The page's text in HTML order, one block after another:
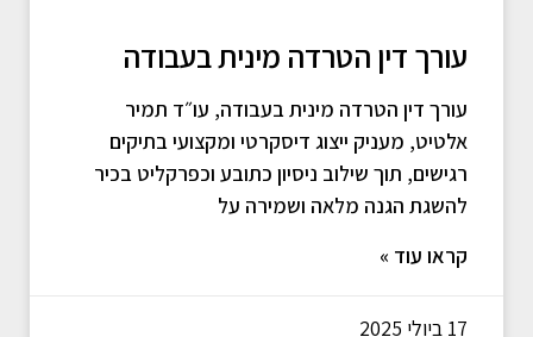
עורך דין הטרדה מינית בעבודה
עורך דין הטרדה מינית בעבודה, עו״ד תמיר
אלטיט, מעניק ייצוג דיסקרטי ומקצועי בתיקים
רגישים, תוך שילוב ניסיון כתובע וכפרקליט בכיר
להשגת הגנה מלאה ושמירה על
קראו עוד »
17 ביולי 2025